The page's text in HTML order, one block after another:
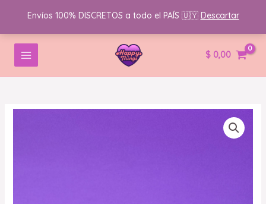
Envíos 100% DISCRETOS a todo el PAÍS 🇺🇾 Descartar
contenido
MAIN
MENU
$ 0,00